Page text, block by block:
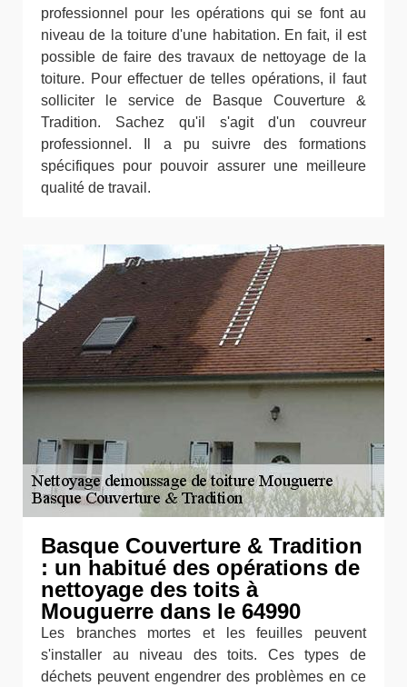
professionnel pour les opérations qui se font au
niveau de la toiture d'une habitation. En fait, il est
possible de faire des travaux de nettoyage de la
toiture. Pour effectuer de telles opérations, il faut
solliciter le service de Basque Couverture &
Tradition. Sachez qu'il s'agit d'un couvreur
professionnel. Il a pu suivre des formations
spécifiques pour pouvoir assurer une meilleure
qualité de travail.
Basque Couverture & Tradition
: un habitué des opérations de
nettoyage des toits à
Mouguerre dans le 64990
Les branches mortes et les feuilles peuvent
s'installer au niveau des toits. Ces types de
déchets peuvent engendrer des problèmes en ce